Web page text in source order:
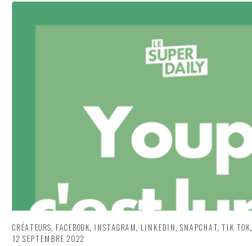
POSTED
IN:
CRÉATEURS, FACEBOOK, INSTAGRAM, LINKEDIN,SNAPCHAT,TIK TOK,
12 SEPTEMBRE 2022